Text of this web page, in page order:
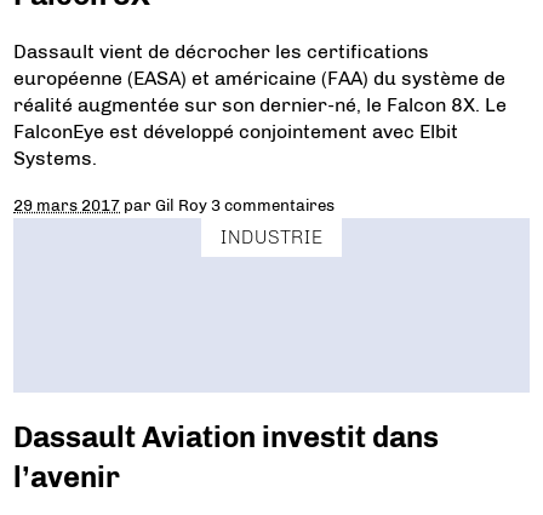
Dassault vient de décrocher les certifications
européenne (EASA) et américaine (FAA) du système de
réalité augmentée sur son dernier-né, le Falcon 8X. Le
FalconEye est développé conjointement avec Elbit
Systems.
29 mars 2017 parGil Roy 3 commentaires
INDUSTRIE
Dassault Aviation investit dans
l’avenir